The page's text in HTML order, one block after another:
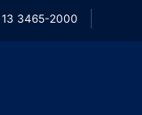
13 3465-2000